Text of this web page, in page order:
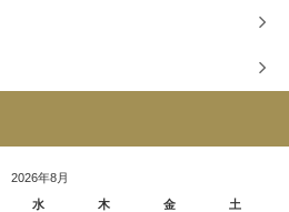
2026年8月
水 木 金 土